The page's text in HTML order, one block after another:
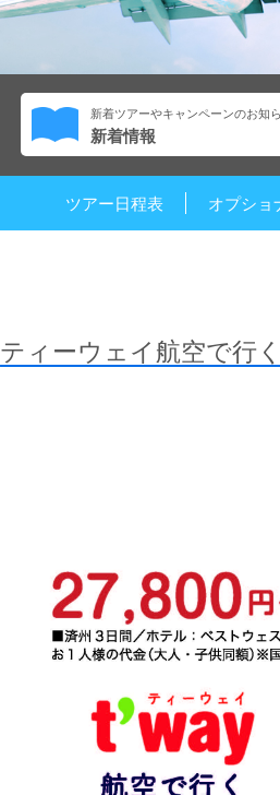
新着ツアーやキャンペーンのお知
新着情報
ツアー日程表 オプショ
ティーウェイ航空で行